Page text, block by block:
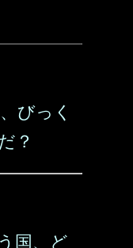
びっく
？
国、ど